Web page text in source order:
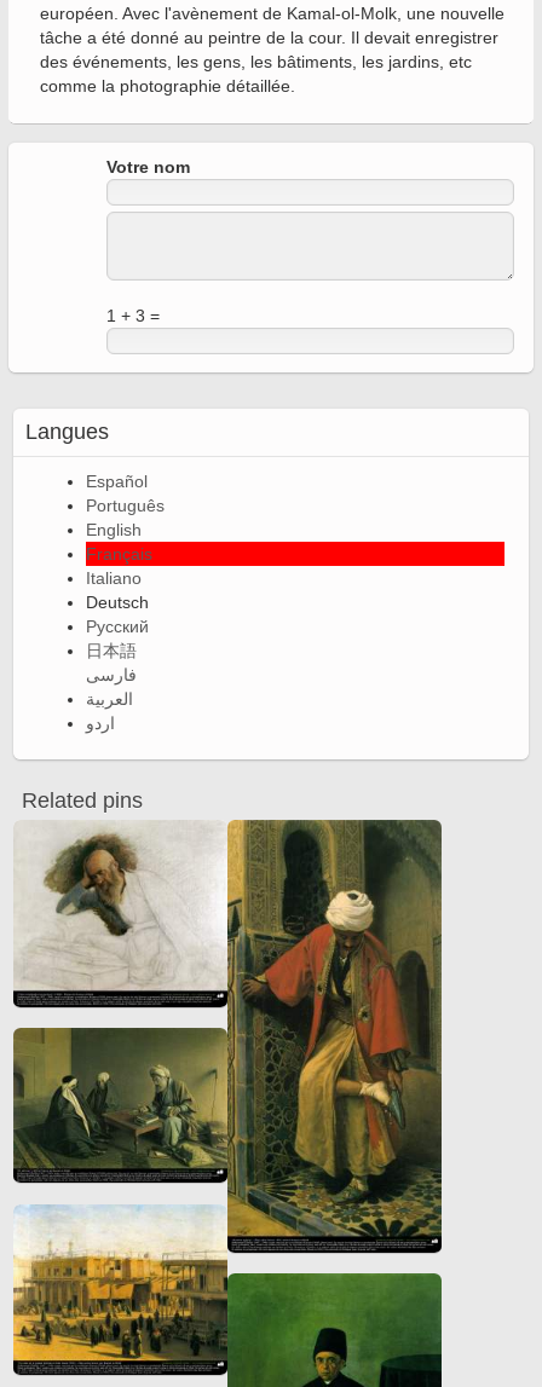
européen. Avec l'avènement de Kamal-ol-Molk, une nouvelle
tâche a été donné au peintre de la cour. Il devait enregistrer
des événements, les gens, les bâtiments, les jardins, etc
comme la photographie détaillée.
Votre nom
1 + 3 =
Langues
Español
Português
English
Français
Italiano
Deutsch
Русский
日本語
فارسی
العربية
اردو
Related pins